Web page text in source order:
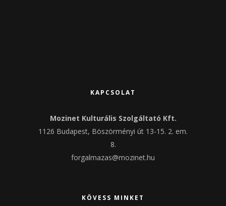
KAPCSOLAT
Mozinet Kulturális Szolgáltató Kft.
1126 Budapest, Böszörményi út 13-15. 2. em.
8.
forgalmazas@mozinet.hu
KÖVESS MINKET